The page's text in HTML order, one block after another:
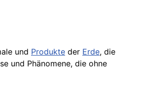
und Produkte der Erde, die
und Phänomene, die ohne